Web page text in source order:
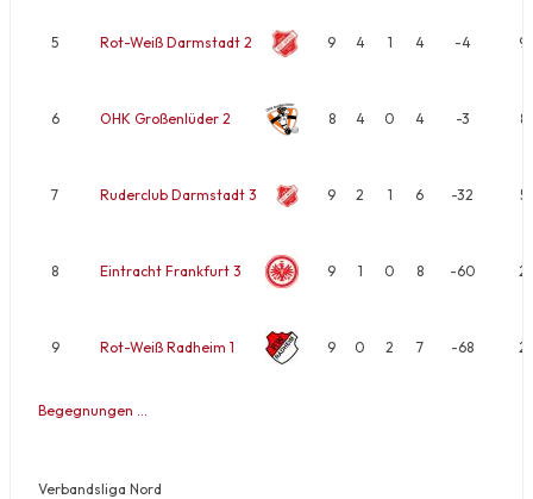
5 Rot-Weiß Darmstadt 2 9 4 1 4 -4 9
6 OHK Großenlüder 2 8 4 0 4 -3 8
7 Ruderclub Darmstadt 3 9 2 1 6 -32 5
8 Eintracht Frankfurt 3 9 1 0 8 -60 2
9 Rot-Weiß Radheim 1 9 0 2 7 -68 2
Begegnungen …
Verbandsliga Nord